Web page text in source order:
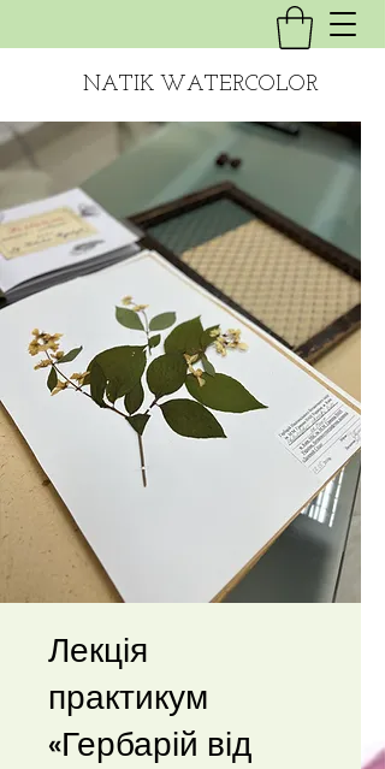
NATIK WATERCOLOR
Лекція
практикум
«Гербарій від